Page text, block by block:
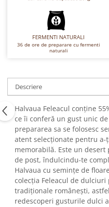
Foietaje
Turta dulce cu nuci
Turta dulce de Sibiu
Turta dulce cu miere
Croissant
Croissant Duofino
Croissant cu maia
Cornulete
Boromele
Cornulete fragede
Pasca
FERMENTI NATURALI
36 de ore de preparare cu fermenti
naturali
Descriere
Halvaua Feleacul conține
ce îi conferă un gust unic
prepararea sa se folosesc
atent selecționate pentru a-
memorabilă. Este un
de post, îndulcindu-te
Halvaua cu semințe de
colecția Feleacul de
tradiționale românești,
redescoperi gusturile dulci